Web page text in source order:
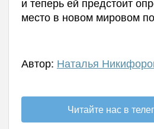
место в новом мировом
Автор: Наталья
Читайте нас в